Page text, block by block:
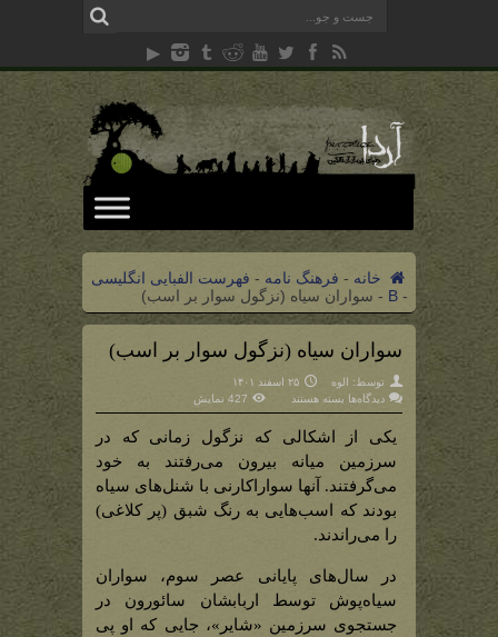
خانه - فرهنگ نامه - فهرست الفبایی انگلیسی
-
B
- سواران سیاه (نزگول سوار بر اسب)
سواران سیاه (نزگول سوار بر اسب)
توسط: الوه
۲۵ اسفند ۱۴۰۱
دیدگاه‌ها برای
(نزگول
سوار
اسب)
بسته هستند 427 نمایش
یکی از اشکالی که نزگول زمانی که در
سرزمین میانه بیرون می‌رفتند به خود
می‌گرفتند. آنها سواراکارنی با شنل‌های سیاه
بودند که اسب‌هایی به رنگ شبق (پر کلاغی)
را می‌راندند.
در سال‌های پایانی عصر سوم، سواران
سیاه‌پوش توسط اربابشان سائورون در
جستجوی سرزمین «شایر»، جایی که او پی